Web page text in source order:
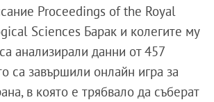
Proceedings of the Royal
Sciences Барак и колегите му
анализирали данни от 457
са завършили онлайн игра за
в която е трябвало да съберат